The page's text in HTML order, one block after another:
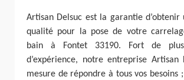
Artisan Delsuc est la garantie
qualité pour la pose de votre
bain à Fontet 33190. Fort de
d’expérience, notre entreprise Artisan
mesure de répondre à tous vos besoins